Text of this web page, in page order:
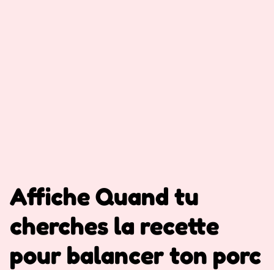
Affiche Quand tu
cherches la recette
pour balancer ton porc